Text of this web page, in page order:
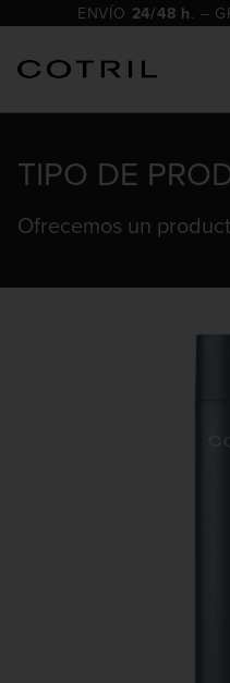
ENVÍO 24/48 h . –
TIPO DE
Ofrecemos un